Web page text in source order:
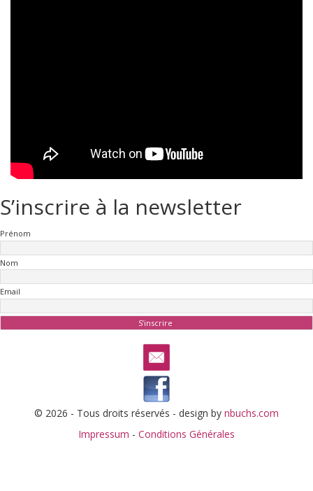
S’inscrire à la newsletter
Prénom
Nom
Email
© 2026 - Tous droits réservés - design by nbuchs.com
Impressum - Conditions Générales